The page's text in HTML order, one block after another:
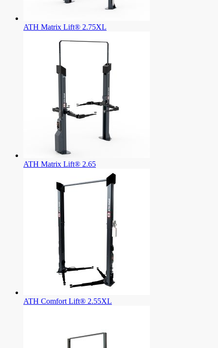
ATH Matrix Lift® 2.75XL
ATH Matrix Lift® 2.65
ATH Comfort Lift® 2.55XL